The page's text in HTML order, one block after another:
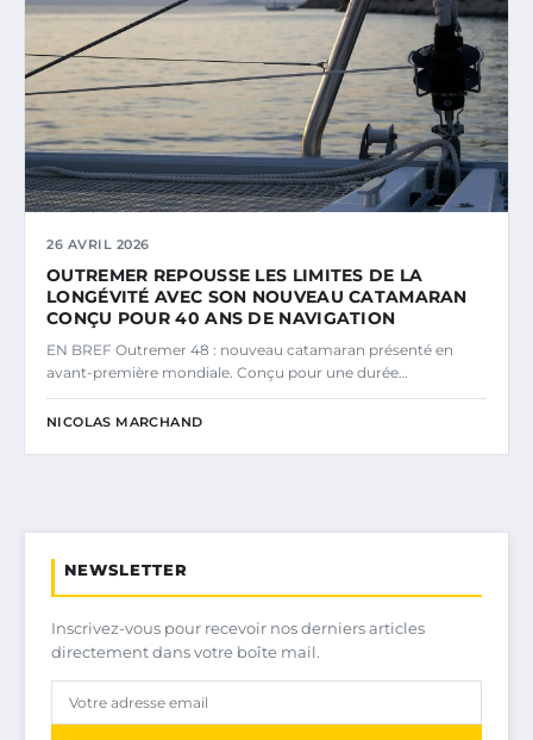
26 AVRIL 2026
OUTREMER REPOUSSE LES LIMITES DE LA
LONGÉVITÉ AVEC SON NOUVEAU CATAMARAN
CONÇU POUR 40 ANS DE NAVIGATION
EN BREF Outremer 48 : nouveau catamaran présenté en
avant-première mondiale. Conçu pour une durée…
NICOLAS MARCHAND
NEWSLETTER
Inscrivez-vous pour recevoir nos derniers articles
directement dans votre boîte mail.